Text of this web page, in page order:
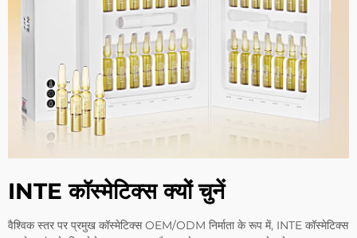
INTE कॉस्मेटिक्स क्यों चुनें
वैश्विक स्तर पर प्रमुख कॉस्मेटिक्स OEM/ODM निर्माता के रूप में, INTE कॉस्मेटिक्स